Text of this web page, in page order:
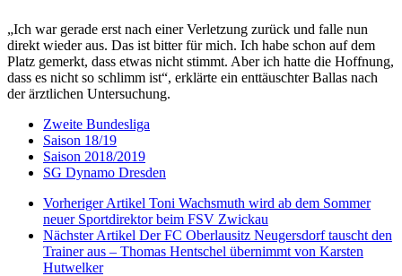
„Ich war gerade erst nach einer Verletzung zurück und falle nun
direkt wieder aus. Das ist bitter für mich. Ich habe schon auf dem
Platz gemerkt, dass etwas nicht stimmt. Aber ich hatte die Hoffnung,
dass es nicht so schlimm ist“, erklärte ein enttäuschter Ballas nach
der ärztlichen Untersuchung.
Zweite Bundesliga
Saison 18/19
Saison 2018/2019
SG Dynamo Dresden
Vorheriger Artikel Toni Wachsmuth wird ab dem Sommer
neuer Sportdirektor beim FSV Zwickau
Nächster Artikel Der FC Oberlausitz Neugersdorf tauscht den
Trainer aus – Thomas Hentschel übernimmt von Karsten
Hutwelker